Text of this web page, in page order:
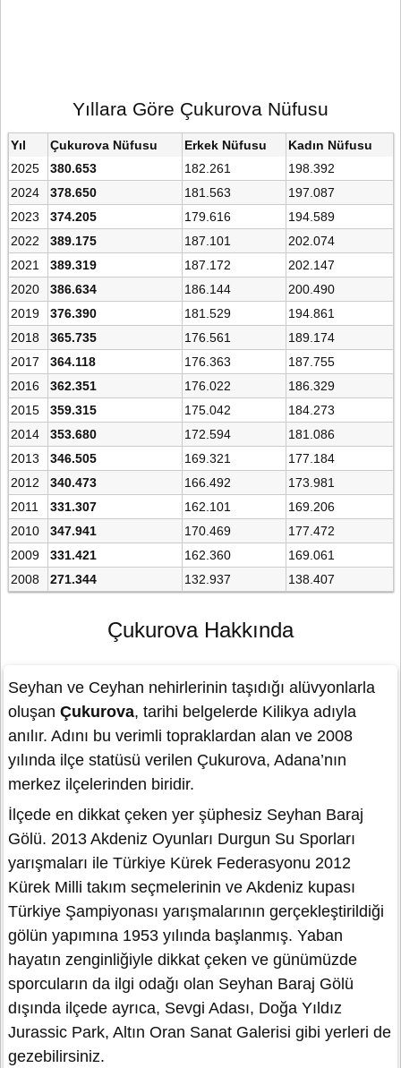
Yıllara Göre Çukurova Nüfusu
Yıl Çukurova Nüfusu Erkek Nüfusu
Kadın Nüfusu
2025
380.653 182.261
198.392
2024
378.650 181.563
197.087
2023
374.205 179.616
194.589
2022
389.175 187.101
202.074
2021
389.319 187.172
202.147
2020
386.634 186.144
200.490
2019
376.390 181.529
194.861
2018
365.735 176.561
189.174
2017
364.118 176.363
187.755
2016
362.351 176.022
186.329
2015
359.315 175.042
184.273
2014
353.680 172.594
181.086
2013
346.505 169.321
177.184
2012
340.473 166.492
173.981
2011
331.307 162.101
169.206
2010
347.941 170.469
177.472
2009
331.421 162.360
169.061
2008
271.344 132.937 138.407
Çukurova Hakkında
Seyhan ve Ceyhan nehirlerinin taşıdığı alüvyonlarla
oluşan Çukurova, tarihi belgelerde Kilikya adıyla
anılır. Adını bu verimli topraklardan alan ve 2008
yılında ilçe statüsü verilen Çukurova, Adana’nın
merkez ilçelerinden biridir.
İlçede en dikkat çeken yer şüphesiz Seyhan Baraj
Gölü. 2013 Akdeniz Oyunları Durgun Su Sporları
yarışmaları ile Türkiye Kürek Federasyonu 2012
Kürek Milli takım seçmelerinin ve Akdeniz kupası
Türkiye Şampiyonası yarışmalarının gerçekleştirildiği
gölün yapımına 1953 yılında başlanmış. Yaban
hayatın zenginliğiyle dikkat çeken ve günümüzde
sporcuların da ilgi odağı olan Seyhan Baraj Gölü
dışında ilçede ayrıca, Sevgi Adası, Doğa Yıldız
Jurassic Park, Altın Oran Sanat Galerisi gibi yerleri de
gezebilirsiniz.